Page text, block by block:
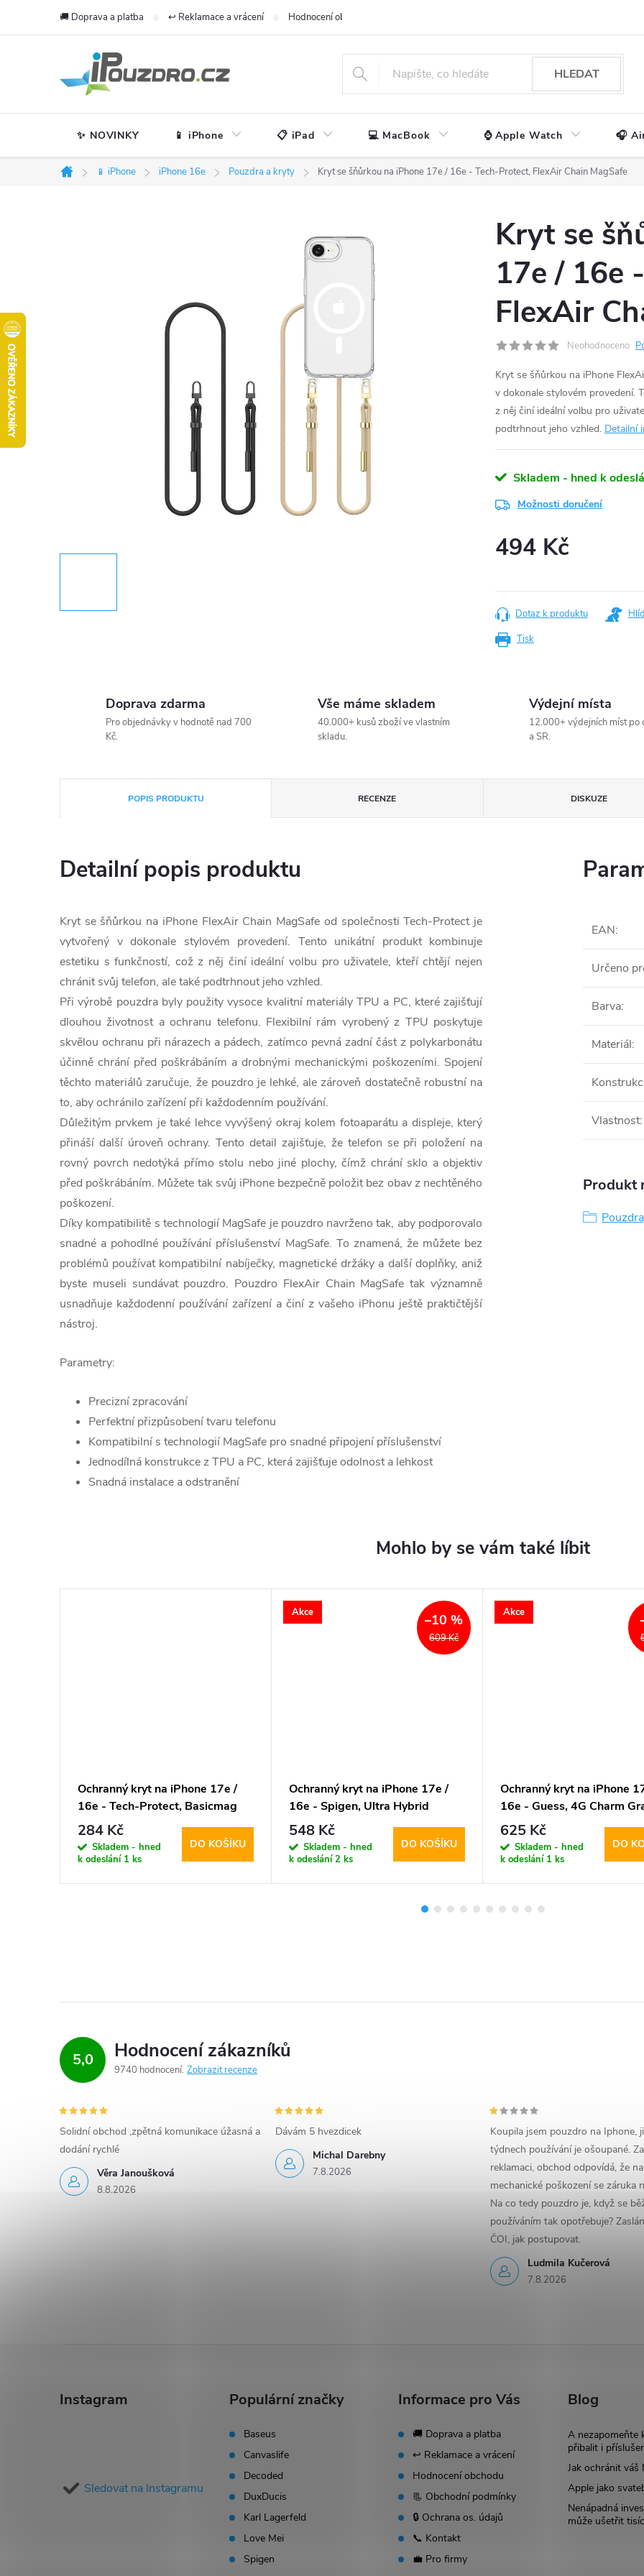
🚚 Doprava a platba ↩️ Reklamace a vrácení Hodnocení obchodu
HLEDAT
✨ NOVINKY 📱 iPhone 📋 iPad 💻 MacBook ⌚ Apple Watch 🎧
Domů
📱 iPhone iPhone 16e Pouzdra a kryty Kryt se šňůrkou na iPhone 17e / 16e - Tech-Protect, FlexAir Chain MagSafe
Kryt se
17e / 16e
FlexAir
Neohodnoceno
Kryt se šňůrkou na iPhone
v dokonale stylovém provedení.
z něj činí ideální volbu pro
podtrhnout jeho vzhled. Detailní
Skladem - hned k
Možnosti doručení
494 Kč
Tisk
Dotaz k produktu
Doprava zdarma
Pro objednávky v hodnotě nad 700
Kč.
Vše máme skladem
40.000+ kusů zboží ve vlastním
skladu.
Výdejní místa
12.000+ výdejních míst po
a SR.
POPIS PRODUKTU RECENZE DISKUZE
Detailní popis produktu
Kryt se šňůrkou na iPhone FlexAir Chain MagSafe od společnosti Tech-Protect je
vytvořený v dokonale stylovém provedení. Tento unikátní produkt kombinuje
estetiku s funkčností, což z něj činí ideální volbu pro uživatele, kteří chtějí nejen
chránit svůj telefon, ale také podtrhnout jeho vzhled.
Při výrobě pouzdra byly použity vysoce kvalitní materiály TPU a PC, které zajišťují
dlouhou životnost a ochranu telefonu. Flexibilní rám vyrobený z TPU poskytuje
skvělou ochranu při nárazech a pádech, zatímco pevná zadní část z polykarbonátu
účinně chrání před poškrábáním a drobnými mechanickými poškozeními. Spojení
těchto materiálů zaručuje, že pouzdro je lehké, ale zároveň dostatečně robustní na
to, aby ochránilo zařízení při každodenním používání.
Důležitým prvkem je také lehce vyvýšený okraj kolem fotoaparátu a displeje, který
přináší další úroveň ochrany. Tento detail zajišťuje, že telefon se při položení na
rovný povrch nedotýká přímo stolu nebo jiné plochy, čímž chrání sklo a objektiv
před poškrábáním. Můžete tak svůj iPhone bezpečně položit bez obav z nechtěného
poškození.
Díky kompatibilitě s technologií MagSafe je pouzdro navrženo tak, aby podporovalo
snadné a pohodlné používání příslušenství MagSafe. To znamená, že můžete bez
problémů používat kompatibilní nabíječky, magnetické držáky a další doplňky, aniž
byste museli sundávat pouzdro. Pouzdro FlexAir Chain MagSafe tak významně
usnadňuje každodenní používání zařízení a činí z vašeho iPhonu ještě praktičtější
nástroj.
Parametry:
Precizní zpracování
Perfektní přizpůsobení tvaru telefonu
Kompatibilní s technologií MagSafe pro snadné připojení příslušenství
Jednodílná konstrukce z TPU a PC, která zajišťuje odolnost a lehkost
Snadná instalace a odstranění
EAN:
Určeno
Barva:
Materiál:
Vlastnost:
Produkt
Ochranný kryt na iPhone 17e /
16e - Tech-Protect, Basicmag
MagSafe Matte Brown
284 Kč
Skladem - hned
k odeslání 1 ks
DO KOŠÍKU
Akce
609 Kč
–10 %
Ochranný kryt na iPhone 17e /
16e - Spigen, Ultra Hybrid
Crystal Clear
548 Kč
Skladem - hned
k odeslání2 ks
DO KOŠÍKU
Akce
Ochranný kryt na iPhone
16e - Guess, 4G Charm
625 Kč
Skladem - hned
k odeslání 1 ks
DO
5,0 Hodnocení zákazníků
9740 hodnocení Zobrazit recenze
Věra Janoušková
8.8.2026
Solidní obchod ,zpětná komunikace úžasná a
dodání rychlé
Michal Darebny
7.8.2026
Dávám 5 hvezdicek
Ludmila Kučerová
7.8.2026
Koupila jsem pouzdro na Iphone,
týdnech používání je ošoupané.
reklamaci, obchod odpovídá, že na
mechanické poškození se záruka
Na co tedy pouzdro je, když se
používáním tak opotřebuje?
ČOI, jak postupovat.
Instagram
Sledovat na Instagramu
Populární značky
Baseus
Canvaslife
Decoded
DuxDucis
Karl Lagerfeld
Love Mei
Spigen
Informace pro Vás
🚚 Doprava a platba
↩️ Reklamace a vrácení
Hodnocení obchodu
📃 Obchodní podmínky
🔒 Ochrana os. údajů
📞 Kontakt
💼 Pro firmy
Blog
A nezapomeňte
přibalit i
Jak ochránit váš
Apple jako
Nenápadná
může ušetřit